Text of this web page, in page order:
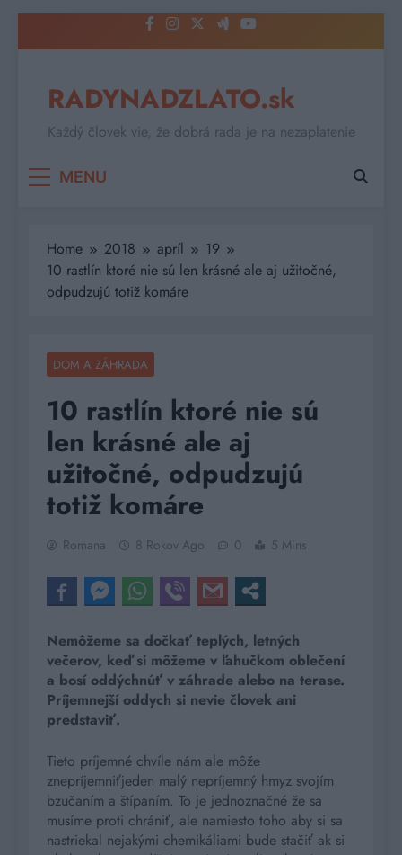
to
RADYNADZLATO.sk
Každý človek vie, že dobrá rada je na nezaplatenie
MENU
Home 2018 apríl
19
10 rastlín ktoré nie sú len krásné ale aj užitočné,
odpudzujú totiž komáre
DOM A ZÁHRADA
10 rastlín ktoré nie sú
len krásné ale aj
užitočné, odpudzujú
totiž komáre
Romana 8 Rokov Ago 0 5 Mins
Nemôžeme sa dočkať teplých, letných
večerov, keď si môžeme v ľahučkom oblečení
a bosí oddýchnúť v záhrade alebo na terase.
Príjemnejší oddych si nevie človek ani
predstaviť.
Tieto príjemné chvíle nám ale môže
znepríjemniťjeden malý nepríjemný hmyz svojím
bzučaním a štípaním. To je jednoznačné že sa
musíme proti chrániť, ale namiesto toho aby si sa
nastriekal nejakými chemikáliami bude stačiť ak si